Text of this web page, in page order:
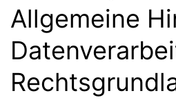
Allgemeine